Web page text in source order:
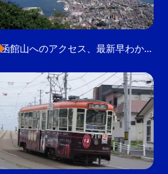
函館山へのアクセス、最新早わかりガイド